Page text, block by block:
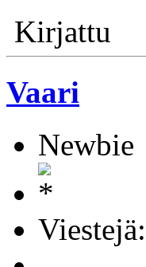
Kirjattu
Vaari
Newbie